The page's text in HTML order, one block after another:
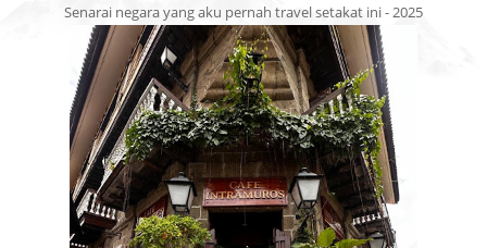
Senarai negara yang aku pernah travel setakat ini - 2025